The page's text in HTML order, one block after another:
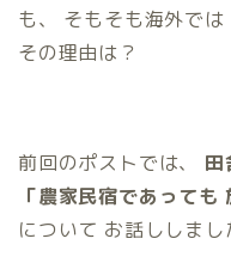
も、 そもそも海外では
その理由は？
前回のポストでは、 田
「農家民宿であっても
について お話ししまし